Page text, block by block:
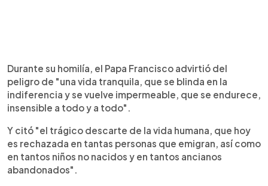
Durante su homilía, el Papa Francisco advirtió del
peligro de "una vida tranquila, que se blinda en la
indiferencia y se vuelve impermeable, que se endurece,
insensible a todo y a todo".
Y citó "el trágico descarte de la vida humana, que hoy
es rechazada en tantas personas que emigran, así como
en tantos niños no nacidos y en tantos ancianos
abandonados".